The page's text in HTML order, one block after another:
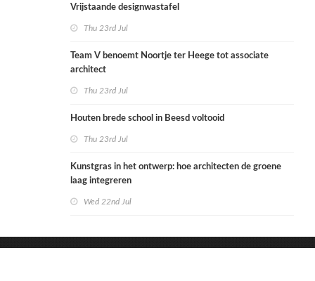
Vrijstaande designwastafel
Thu 23rd Jul
Team V benoemt Noortje ter Heege tot associate
architect
Thu 23rd Jul
Houten brede school in Beesd voltooid
Thu 23rd Jul
Kunstgras in het ontwerp: hoe architecten de groene
laag integreren
Wed 22nd Jul